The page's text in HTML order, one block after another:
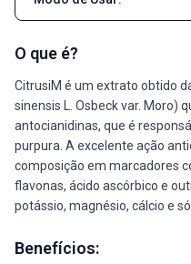
O que é?
CitrusiM é um extrato obtido
sinensis L. Osbeck var. Moro)
antocianidinas, que é
purpura. A excelente ação
composição em marcadores
flavonas, ácido ascórbico e
potássio, magnésio, cálcio e
Benefícios: